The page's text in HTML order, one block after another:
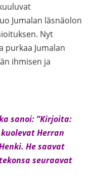
Jumalan läsnäolon
Nyt
purkaa Jumalan
ihmisen ja
sanoi: ”Kirjoita:
Herran
He saavat
seuraavat